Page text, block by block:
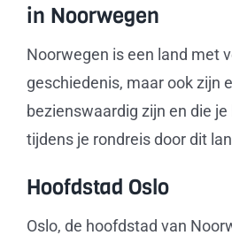
in Noorwegen
Noorwegen is een land met
geschiedenis, maar ook zijn
bezienswaardig zijn en die
tijdens je rondreis door dit
Hoofdstad Oslo
Oslo, de hoofdstad van